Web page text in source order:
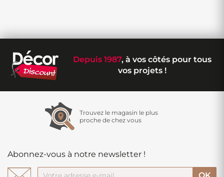
Depuis 1987, à vos côtés pour tous
vos projets !
Trouvez le magasin le plus
proche de chez vous
Abonnez-vous à notre newsletter !